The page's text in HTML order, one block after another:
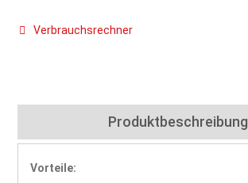
Verbrauchsrechner
Produktbeschreibung
Vorteile: